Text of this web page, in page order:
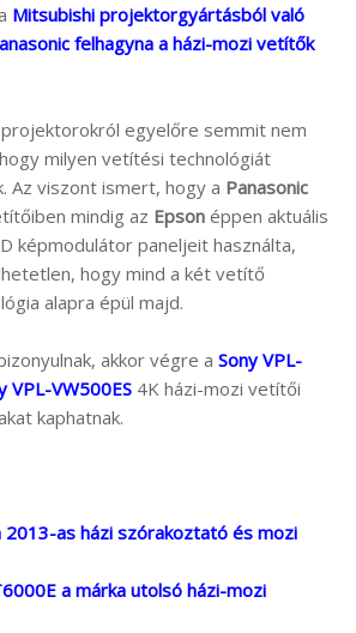
Mitsubishi projektorgyártásból való
felhagyna a házi-mozi vetítők
egyelőre semmit nem
milyen vetítési technológiát
Az viszont ismert, hogy a Panasonic
mindig az Epson éppen aktuális
képmodulátor paneljeit használta,
hogy mind a két vetítő
alapra épül majd.
akkor végre a Sony VPL-
VPL-VW500ES 4K házi-mozi vetítői
kaphatnak.
2013-as házi szórakoztató és mozi
a márka utolsó házi-mozi